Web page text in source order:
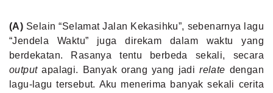
(A) Selain “Selamat Jalan Kekasihku”, sebenarnya lagu
“Jendela Waktu” juga direkam dalam waktu yang
berdekatan. Rasanya tentu berbeda sekali, secara
outputapalagi. Banyak orang yang jadi relate dengan
lagu-lagu tersebut. Aku menerima banyak sekali cerita